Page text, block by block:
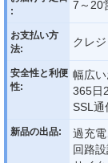
:
7～20
お支払い方
法:
クレ
安全性と利便
性:
幅広
365日
SSL通
新品の出品:
過充
回路設